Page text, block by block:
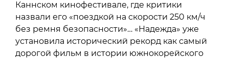
Каннском кинофестивале, где критики
назвали его «поездкой на скорости 250 км/ч
без ремня безопасности»… «Надежда» уже
установила исторический рекорд как самый
дорогой фильм в истории южнокорейского